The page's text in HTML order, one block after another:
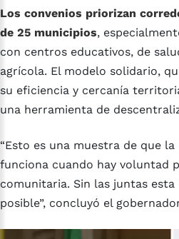
Los convenios priorizan
de 25 municipios,
con centros educativos, de
agrícola. El modelo solidario,
su eficiencia y cercanía
una herramienta de
“Esto es una muestra de que
funciona cuando hay voluntad
comunitaria. Sin las juntas
posible”, concluyó el